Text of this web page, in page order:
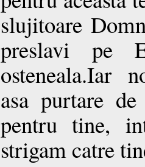
slujitoare
preslavi
osteneala.Iar
asa purtare
pentru tine,
strigam catre